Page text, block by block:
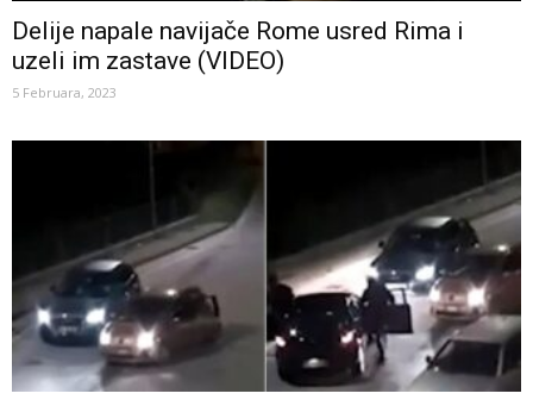
Delije napale navijače Rome usred Rima i
uzeli im zastave (VIDEO)
5 Februara, 2023